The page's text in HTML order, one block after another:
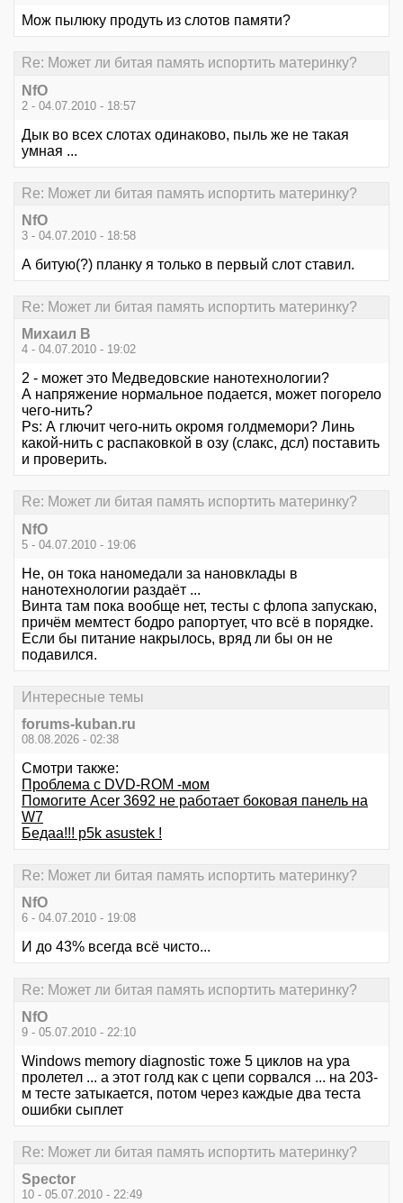
Мож пылюку продуть из слотов памяти?
Re: Может ли битая память испортить материнку?
NfO
2 - 04.07.2010 - 18:57
Дык во всех слотах одинаково, пыль же не такая
умная ...
Re: Может ли битая память испортить материнку?
NfO
3 - 04.07.2010 - 18:58
А битую(?) планку я только в первый слот ставил.
Re: Может ли битая память испортить материнку?
Михаил В
4 - 04.07.2010 - 19:02
2 - может это Медведовские нанотехнологии?
А напряжение нормальное подается, может погорело
чего-нить?
Ps: А глючит чего-нить окромя голдмемори? Линь
какой-нить с распаковкой в озу (слакс, дсл) поставить
и проверить.
Re: Может ли битая память испортить материнку?
NfO
5 - 04.07.2010 - 19:06
Не, он тока наномедали за нановклады в
нанотехнологии раздаёт ...
Винта там пока вообще нет, тесты с флопа запускаю,
причём мемтест бодро рапортует, что всё в порядке.
Если бы питание накрылось, вряд ли бы он не
подавился.
Интересные темы
forums-kuban.ru
08.08.2026 - 02:38
Смотри также:
Проблема с DVD-ROM -мом
Помогите Acer 3692 не работает боковая панель на
W7
Бедаа!!! p5k asustek !
Re: Может ли битая память испортить материнку?
NfO
6 - 04.07.2010 - 19:08
И до 43% всегда всё чисто...
Re: Может ли битая память испортить материнку?
NfO
9 - 05.07.2010 - 22:10
Windows memory diagnostic тоже 5 циклов на ура
пролетел ... а этот голд как с цепи сорвался ... на 203-
м тесте затыкается, потом через каждые два теста
ошибки сыплет
Re: Может ли битая память испортить материнку?
Spector
10 - 05.07.2010 - 22:49